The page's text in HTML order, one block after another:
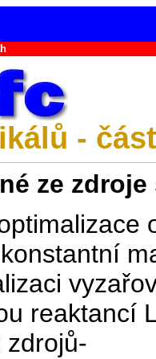
-
ze
reaktancí
zdrojů-